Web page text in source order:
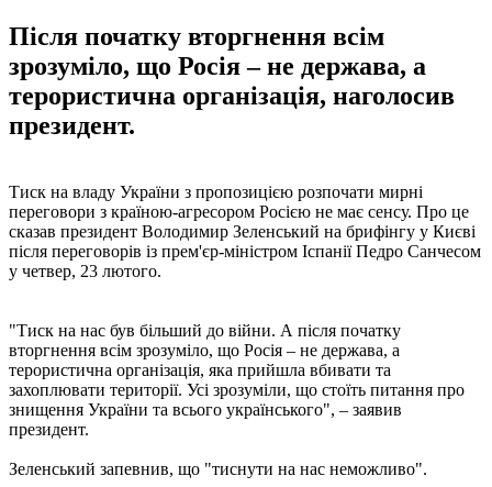
Після початку вторгнення всім
зрозуміло, що Росія – не держава, а
терористична організація, наголосив
президент.
Тиск на владу України з пропозицією розпочати мирні
переговори з країною-агресором Росією не має сенсу. Про це
сказав президент Володимир Зеленський на брифінгу у Києві
після переговорів із прем'єр-міністром Іспанії Педро Санчесом
у четвер, 23 лютого.
"Тиск на нас був більший до війни. А після початку
вторгнення всім зрозуміло, що Росія – не держава, а
терористична організація, яка прийшла вбивати та
захоплювати території. Усі зрозуміли, що стоїть питання про
знищення України та всього українського", – заявив
президент.
Зеленський запевнив, що "тиснути на нас неможливо".